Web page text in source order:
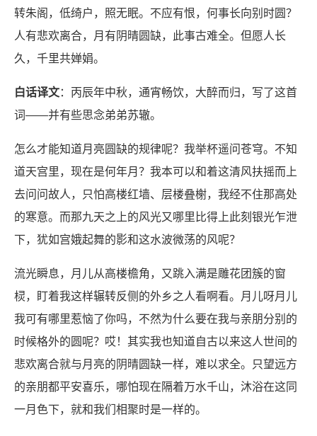
转朱阁，低绮户，照无眠。不应有恨，何事长向别时圆？
人有悲欢离合，月有阴晴圆缺，此事古难全。但愿人长
久，千里共婵娟。
白话译文：丙辰年中秋，通宵畅饮，大醉而归，写了这首
词——并有些思念弟弟苏辙。
怎么才能知道月亮圆缺的规律呢？我举杯遥问苍穹。不知
道天宫里，现在是何年月？我本可以和着这清风扶摇而上
去问问故人，只怕高楼红墙、层楼叠榭，我经不住那高处
的寒意。而那九天之上的风光又哪里比得上此刻银光乍泄
下，犹如宫娥起舞的影和这水波微荡的风呢？
流光瞬息，月儿从高楼檐角，又跳入满是雕花团簇的窗
棂，盯着我这样辗转反侧的外乡之人看啊看。月儿呀月儿
我可有哪里惹恼了你吗，不然为什么要在我与亲朋分别的
时候格外的圆呢？哎！其实我也知道自古以来这人世间的
悲欢离合就与月亮的阴晴圆缺一样，难以求全。只望远方
的亲朋都平安喜乐，哪怕现在隔着万水千山，沐浴在这同
一月色下，就和我们相聚时是一样的。